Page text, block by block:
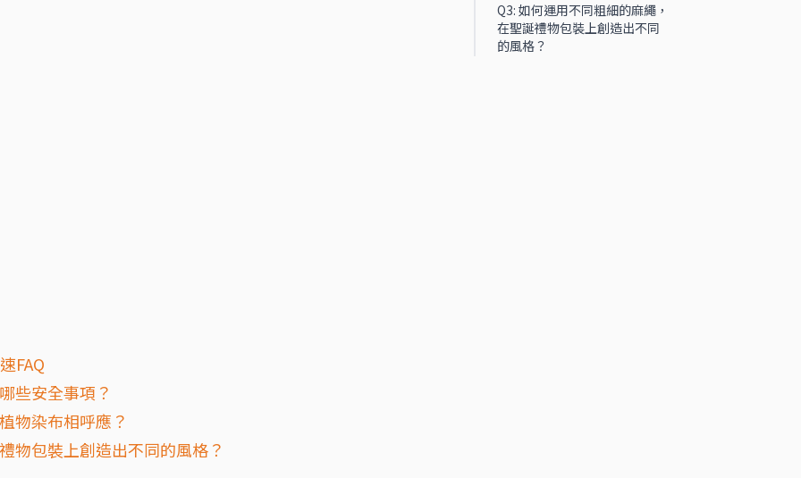
FAQ
些安全事項？
物染布相呼應？
物包裝上創造出不同的風格？
Q3: 如何運用不同粗細的麻繩，
在聖誕禮物包裝上創造出不同
的風格？